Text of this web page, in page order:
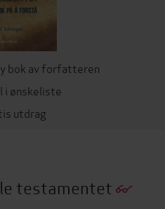
bok av forfatteren
i ønskeliste
utdrag
testamentet